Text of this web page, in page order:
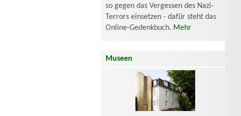
so gegen das Vergessen des Nazi-
Terrors einsetzen - dafür steht das
Online-Gedenkbuch. Mehr
Museen